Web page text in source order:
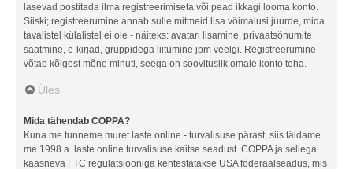
lasevad postitada ilma registreerimiseta või pead ikkagi looma konto.
Siiski; registreerumine annab sulle mitmeid lisa võimalusi juurde, mida
tavalistel külalistel ei ole - näiteks: avatari lisamine, privaatsõnumite
saatmine, e-kirjad, gruppidega liitumine jpm veelgi. Registreerumine
võtab kõigest mõne minuti, seega on soovituslik omale konto teha.
Üles
Mida tähendab COPPA?
Kuna me tunneme muret laste online - turvalisuse pärast, siis täidame
me 1998.a. laste online turvalisuse kaitse seadust. COPPA ja sellega
kaasneva FTC regulatsiooniga kehtestatakse USA föderaalseadus, mis